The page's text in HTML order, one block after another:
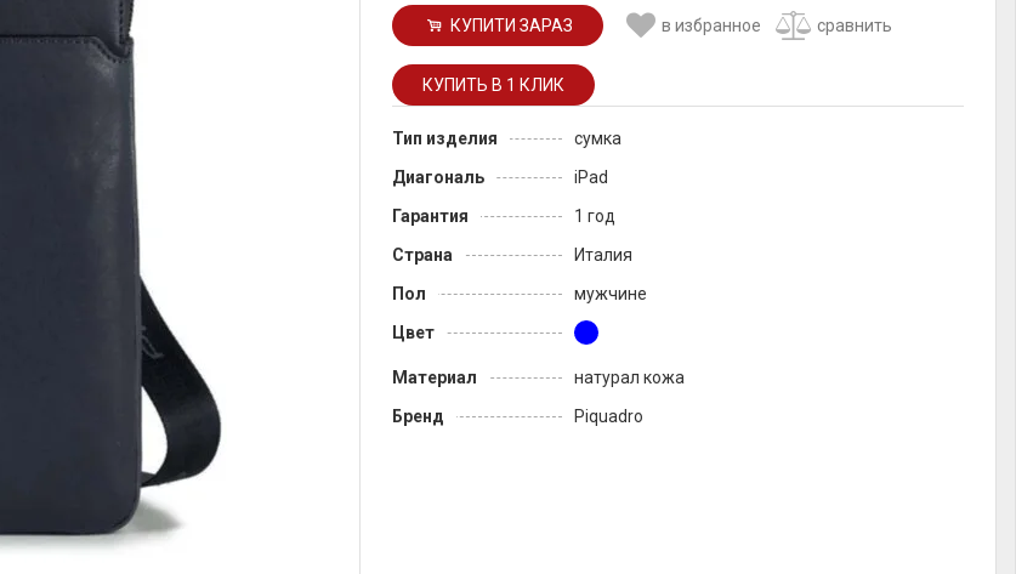
КУПИТИ ЗАРАЗ в избранное сравнить
Тип изделия
сумка
Диагональ
iPad
Гарантия
1 год
Страна
Италия
Пол
мужчине
Цвет
Материал
натурал кожа
Бренд
Piquadro